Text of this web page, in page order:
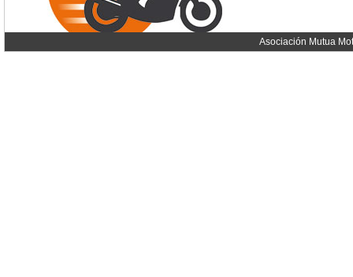
Asociación Mutua